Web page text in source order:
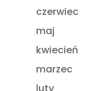
czerwiec
maj
kwiecień
marzec